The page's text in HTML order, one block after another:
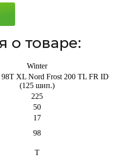
225/50
98T
о товаре:
Winter
98T XL Nord Frost 200 TL FR ID
(125 шип.)
225
50
17
98
T